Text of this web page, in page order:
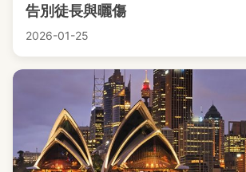
告別徒長與曬傷
2026-01-25